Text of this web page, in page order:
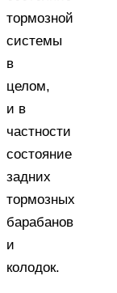
тормозной
системы
в
целом,
и в
частности
состояние
задних
тормозных
барабанов
и
колодок.